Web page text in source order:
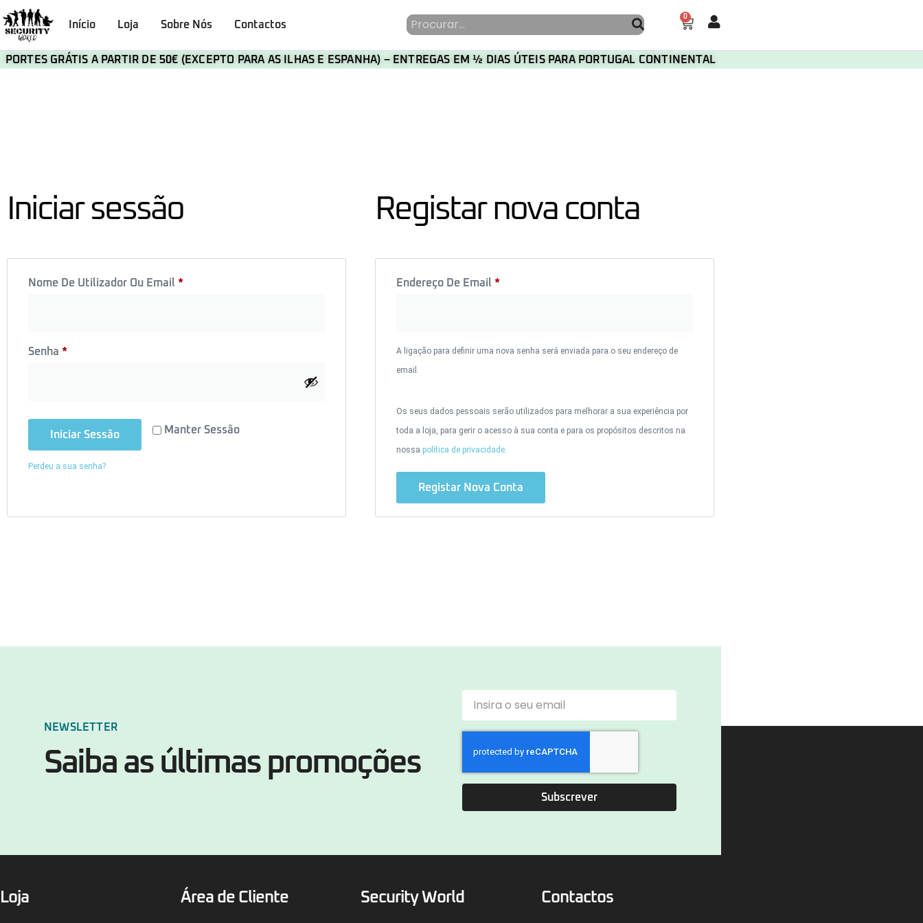
Início Loja Sobre Nós Contactos
0
PORTES GRÁTIS A PARTIR DE 50€ (EXCEPTO PARA AS ILHAS E ESPANHA) – ENTREGAS EM ½ DIAS ÚTEIS PARA PORTUGAL CONTINENTAL
Iniciar sessão
Nome De Utilizador Ou Email *
Senha *
Manter Sessão
Iniciar Sessão
Perdeu a sua senha?
Registar nova conta
Endereço De Email *
A ligação para definir uma nova senha será enviada para o seu endereço de
email.
Os seus dados pessoais serão utilizados para melhorar a sua experiência por
toda a loja, para gerir o acesso à sua conta e para os propósitos descritos na
nossa política de privacidade.
Registar Nova Conta
NEWSLETTER
Saiba as últimas promoções
Subscrever
Loja Área de Cliente Security World Contactos